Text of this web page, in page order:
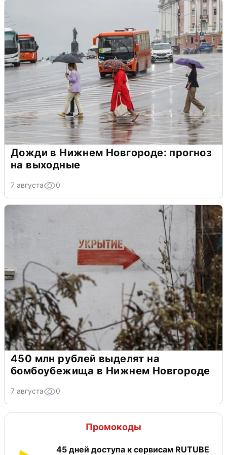
Дожди в Нижнем Новгороде: прогноз
на выходные
7 августа 0
450 млн рублей выделят на
бомбоубежища в Нижнем Новгороде
7 августа 0
Промокоды
45 дней доступа к сервисам RUTUBE